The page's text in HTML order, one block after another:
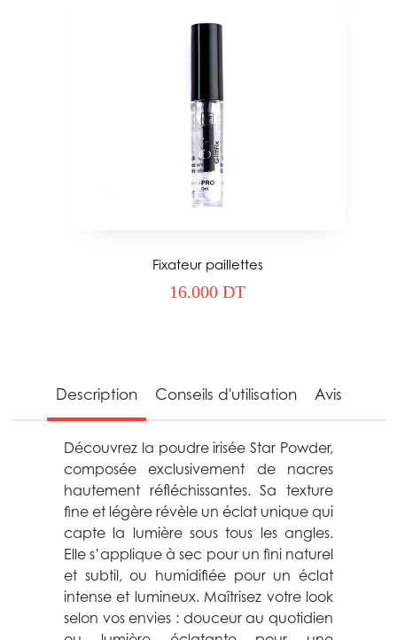
Fixateur paillettes
16.000 DT
Description Conseils d'utilisation Avis
Découvrez la poudre irisée Star Powder,
composée exclusivement de nacres
hautement réfléchissantes. Sa texture
fine et légère révèle un éclat unique qui
capte la lumière sous tous les angles.
Elle s’applique à sec pour un fini naturel
et subtil, ou humidifiée pour un éclat
intense et lumineux. Maîtrisez votre look
selon vos envies : douceur au quotidien